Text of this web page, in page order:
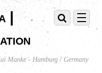
|
Manke - Hamburg / Germany